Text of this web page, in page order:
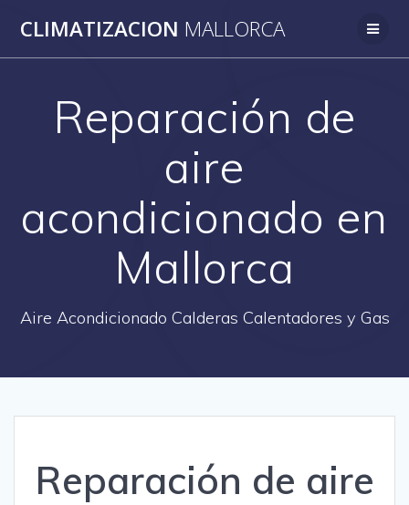
al
CLIMATIZACION MALLORCA
Reparación de
aire
acondicionado en
Mallorca
Aire Acondicionado Calderas Calentadores y Gas
Reparación de aire